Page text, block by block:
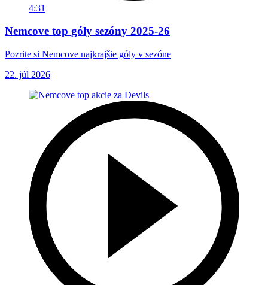
4:31
Nemcove top góly sezóny 2025-26
Pozrite si Nemcove najkrajšie góly v sezóne
22. júl 2026